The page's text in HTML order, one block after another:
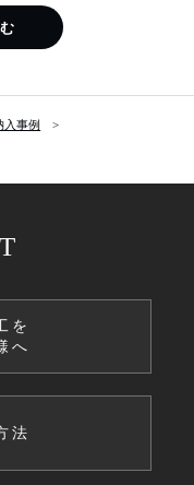
入事例
を
へ
法